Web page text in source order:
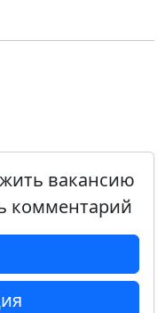
вакансию
комментарий